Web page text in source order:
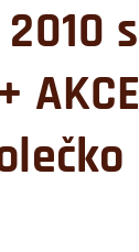
2010 s
AKCE